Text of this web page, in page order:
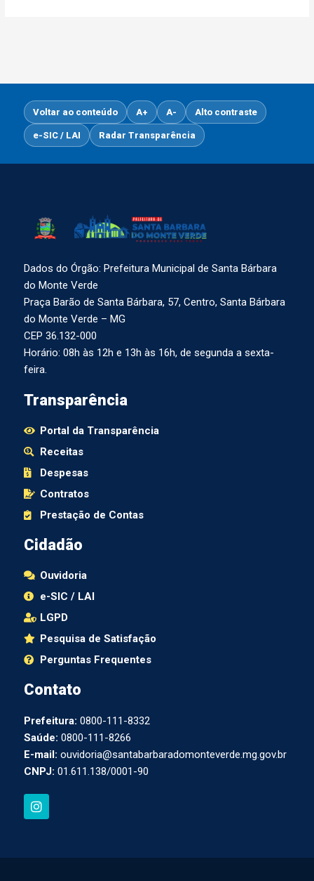
Voltar ao conteúdo A+ A- Alto contraste
e-SIC / LAI Radar Transparência
Dados do Órgão: Prefeitura Municipal de Santa Bárbara
do Monte Verde
Praça Barão de Santa Bárbara, 57, Centro, Santa Bárbara
do Monte Verde – MG
CEP 36.132-000
Horário: 08h às 12h e 13h às 16h, de segunda a sexta-
feira.
Transparência
Portal da Transparência
Receitas
Despesas
Contratos
Prestação de Contas
Cidadão
Ouvidoria
e-SIC / LAI
LGPD
Pesquisa de Satisfação
Perguntas Frequentes
Contato
Prefeitura: 0800-111-8332
Saúde: 0800-111-8266
E-mail: ouvidoria@santabarbaradomonteverde.mg.gov.br
CNPJ: 01.611.138/0001-90
I
n
s
g